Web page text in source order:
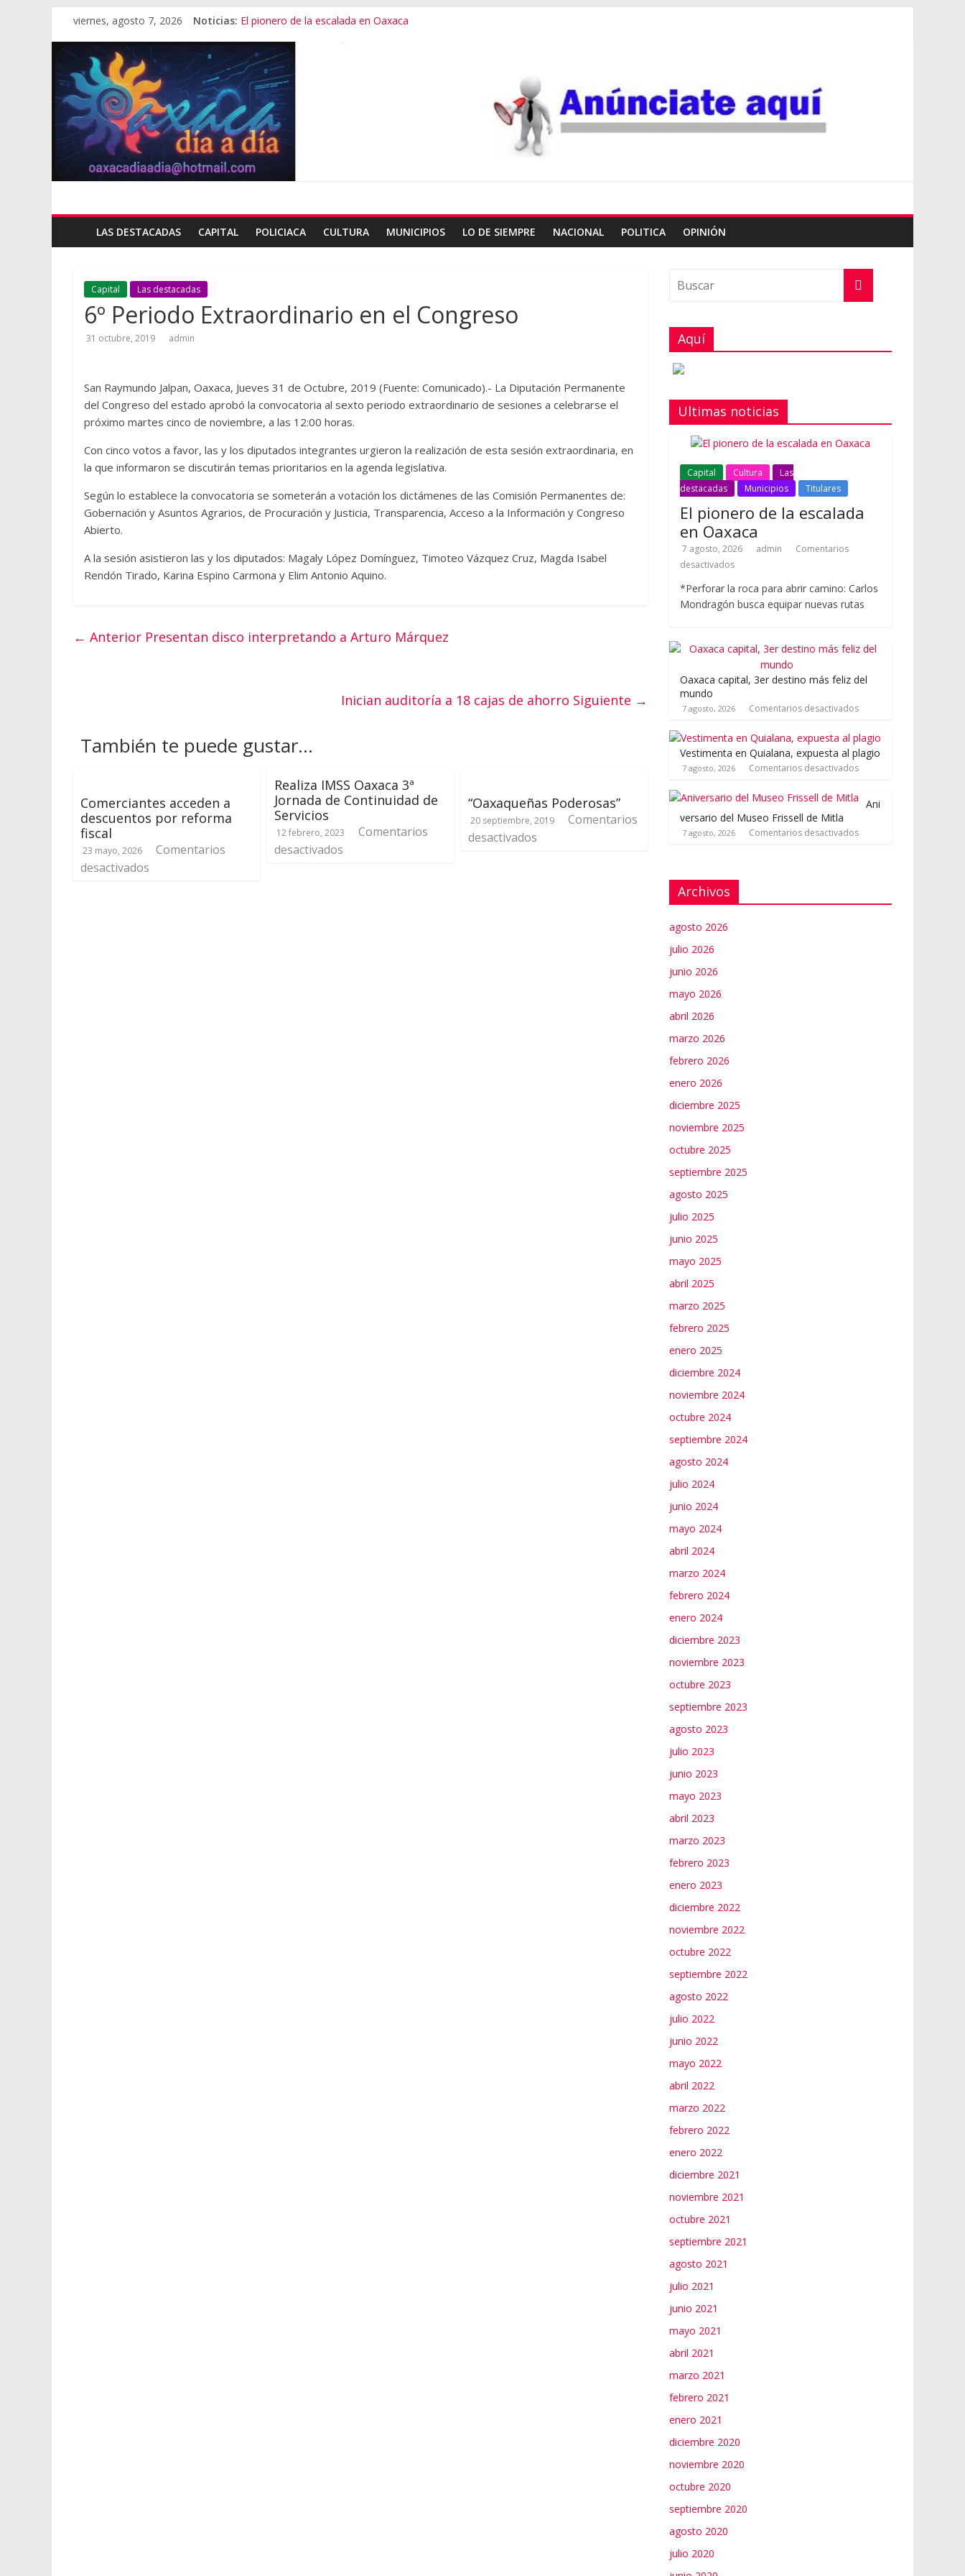
viernes, agosto 7, 2026 Noticias: El pionero de la escalada en Oaxaca
Vestimenta en Quialana, expuesta al plagio
Aniversario del Museo Frissell de Mitla
Vivió Oaxaca gala de ballet con Elisa Carrillo
LAS DESTACADAS CAPITAL POLICIACA CULTURA MUNICIPIOS LO DE SIEMPRE NACIONAL POLITICA OPINIÓN
Capital Las destacadas
6º Periodo Extraordinario en el Congreso
31 octubre, 2019 admin
San Raymundo Jalpan, Oaxaca, Jueves 31 de Octubre, 2019 (Fuente: Comunicado).- La Diputación Permanente
del Congreso del estado aprobó la convocatoria al sexto periodo extraordinario de sesiones a celebrarse el
próximo martes cinco de noviembre, a las 12:00 horas.
Con cinco votos a favor, las y los diputados integrantes urgieron la realización de esta sesión extraordinaria, en
la que informaron se discutirán temas prioritarios en la agenda legislativa.
Según lo establece la convocatoria se someterán a votación los dictámenes de las Comisión Permanentes de:
Gobernación y Asuntos Agrarios, de Procuración y Justicia, Transparencia, Acceso a la Información y Congreso
Abierto.
A la sesión asistieron las y los diputados: Magaly López Domínguez, Timoteo Vázquez Cruz, Magda Isabel
Rendón Tirado, Karina Espino Carmona y Elim Antonio Aquino.
← Anterior Presentan disco interpretando a Arturo Márquez
Inician auditoría a 18 cajas de ahorro Siguiente →
También te puede gustar...
Comerciantes acceden a
descuentos por reforma
fiscal
23 mayo, 2026
Comentarios
desactivados
Realiza IMSS Oaxaca 3ª
Jornada de Continuidad de
Servicios
12 febrero, 2023
Comentarios
desactivados
“Oaxaqueñas Poderosas”
20 septiembre, 2019
Comentarios
desactivados
Aquí
Ultimas noticias
Capital Cultura
Las
destacadas
Municipios Titulares
El pionero de la escalada
en Oaxaca
7 agosto, 2026 admin
Comentarios
desactivados
*Perforar la roca para abrir camino: Carlos
Mondragón busca equipar nuevas rutas
Oaxaca capital, 3er destino más feliz del
mundo
7 agosto, 2026 Comentarios desactivados
Vestimenta en Quialana, expuesta al plagio
7 agosto, 2026 Comentarios desactivados
Ani
versario del Museo Frissell de Mitla
7 agosto, 2026 Comentarios desactivados
Archivos
agosto 2026
julio 2026
junio 2026
mayo 2026
abril 2026
marzo 2026
febrero 2026
enero 2026
diciembre 2025
noviembre 2025
octubre 2025
septiembre 2025
agosto 2025
julio 2025
junio 2025
mayo 2025
abril 2025
marzo 2025
febrero 2025
enero 2025
diciembre 2024
noviembre 2024
octubre 2024
septiembre 2024
agosto 2024
julio 2024
junio 2024
mayo 2024
abril 2024
marzo 2024
febrero 2024
enero 2024
diciembre 2023
noviembre 2023
octubre 2023
septiembre 2023
agosto 2023
julio 2023
junio 2023
mayo 2023
abril 2023
marzo 2023
febrero 2023
enero 2023
diciembre 2022
noviembre 2022
octubre 2022
septiembre 2022
agosto 2022
julio 2022
junio 2022
mayo 2022
abril 2022
marzo 2022
febrero 2022
enero 2022
diciembre 2021
noviembre 2021
octubre 2021
septiembre 2021
agosto 2021
julio 2021
junio 2021
mayo 2021
abril 2021
marzo 2021
febrero 2021
enero 2021
diciembre 2020
noviembre 2020
octubre 2020
septiembre 2020
agosto 2020
julio 2020